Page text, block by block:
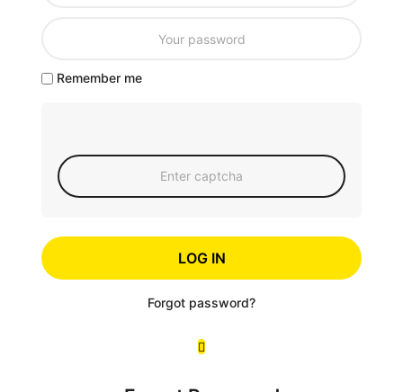
Remember me
LOG IN
Forgot password?